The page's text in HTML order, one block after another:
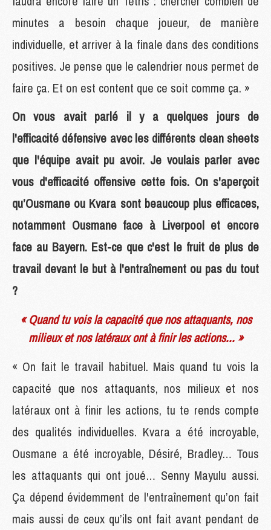
minutes a besoin chaque joueur, de manière
individuelle, et arriver à la finale dans des conditions
positives. Je pense que le calendrier nous permet de
faire ça. Et on est content que ce soit comme ça. »
On vous avait parlé il y a quelques jours de
l'efficacité défensive avec les différents clean sheets
que l'équipe avait pu avoir. Je voulais parler avec
vous d'efficacité offensive cette fois. On s'aperçoit
qu’Ousmane ou Kvara sont beaucoup plus efficaces,
notamment Ousmane face à Liverpool et encore
face au Bayern. Est-ce que c'est le fruit de plus de
travail devant le but à l'entraînement ou pas du tout
?
« Quand tu vois la capacité que nos attaquants, nos
milieux et nos latéraux ont à finir les actions... »
« On fait le travail habituel. Mais quand tu vois la
capacité que nos attaquants, nos milieux et nos
latéraux ont à finir les actions, tu te rends compte
des qualités individuelles. Kvara a été incroyable,
Ousmane a été incroyable, Désiré, Bradley… Tous
les attaquants qui ont joué… Senny Mayulu aussi.
Ça dépend évidemment de l'entraînement qu’on fait
mais aussi de ceux qu’ils ont fait avant pendant de